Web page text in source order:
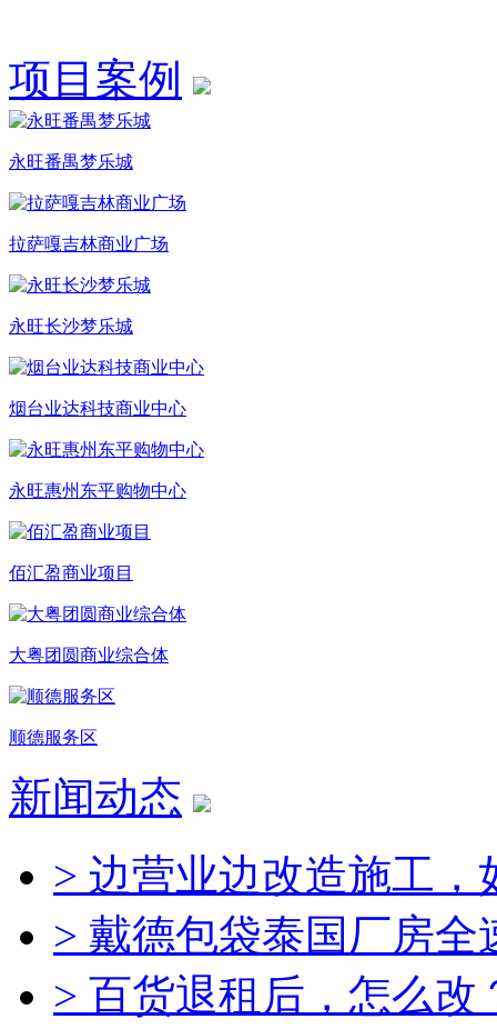
项目案例
永旺番禺梦乐城
拉萨嘎吉林商业广场
永旺长沙梦乐城
烟台业达科技商业中心
永旺惠州东平购物中心
佰汇盈商业项目
大粤团圆商业综合体
顺德服务区
新闻动态
> 边营业边改造施工，
> 戴德包袋泰国厂房全
> 百货退租后，怎么改